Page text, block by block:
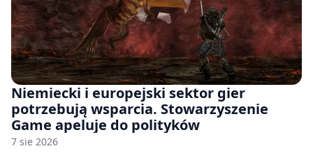
Niemiecki i europejski sektor gier
potrzebują wsparcia. Stowarzyszenie
Game apeluje do polityków
7 sie 2026